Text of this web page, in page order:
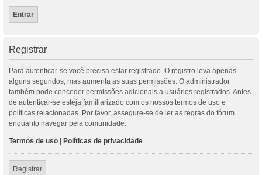
Registrar
Para autenticar-se você precisa estar registrado. O registro leva apenas
alguns segundos, mas aumenta as suas permissões. O administrador
também pode conceder permissões adicionais a usuários registrados. Antes
de autenticar-se esteja familiarizado com os nossos termos de uso e
políticas relacionadas. Por favor, assegure-se de ler as regras do fórum
enquanto navegar pela comunidade.
Termos de uso Políticas de privacidade
Registrar